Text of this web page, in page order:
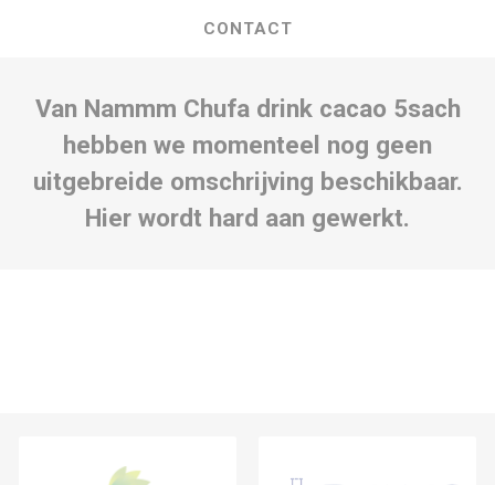
CONTACT
Van Nammm Chufa drink cacao 5sach
hebben we momenteel nog geen
uitgebreide omschrijving beschikbaar.
Hier wordt hard aan gewerkt.